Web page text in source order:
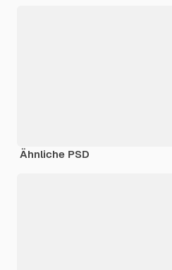
Ähnliche PSD